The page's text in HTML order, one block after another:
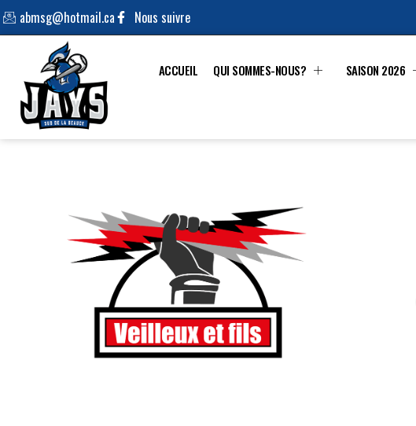
abmsg@hotmail.ca Nous suivre
ACCUEIL QUI SOMMES-NOUS? SAISON 2026